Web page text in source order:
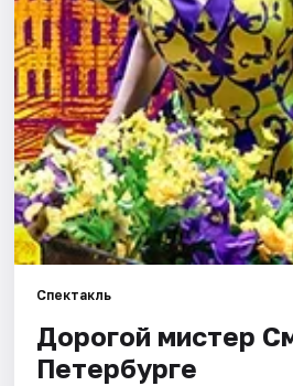
Артисты
Рейтинги
Спектакль
Дорогой мистер
Петербурге